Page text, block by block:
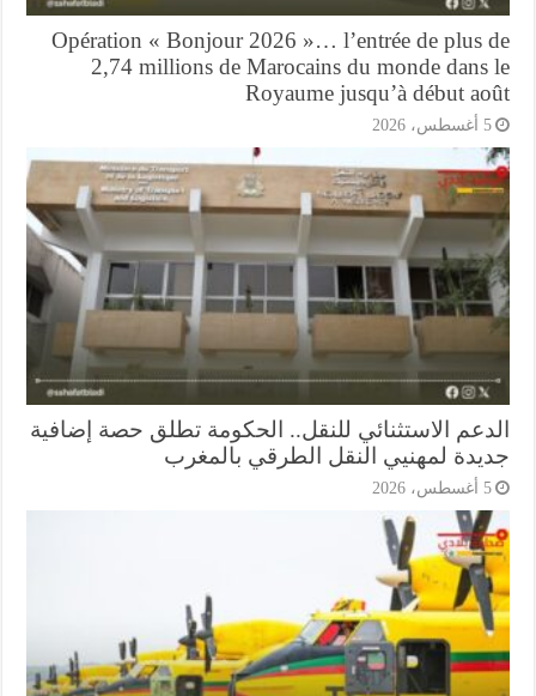
Opération « Bonjour 2026 »… l’entrée de plus
2,74 millions de Marocains du monde
Royaume jusqu’à début
الاستثنائي للنقل.. الحكومة تطلق حصة إضافية
لمهنيي النقل الطرقي بالمغرب